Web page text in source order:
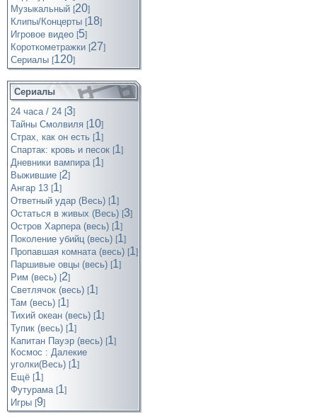
Музыкальный [20]
Клипы/Концерты [18]
Игровое видео [5]
Короткометражки [27]
Cериалы [120]
Сериалы
24 часа / 24 [3]
Тайны Смолвиля [10]
Страх, как он есть [1]
Спартак: кровь и песок [1]
Дневники вампира [1]
Выжившие [2]
Ангар 13 [1]
Ответный удар (Весь) [1]
Остаться в живых (Весь) [3]
Остров Харпера (весь) [1]
Поколение убийц (весь) [1]
Пропавшая комната (весь) [1]
Паршивые овцы (весь) [1]
Рим (весь) [2]
Светлячок (весь) [1]
Там (весь) [1]
Тихий океан (весь) [1]
Тупик (весь) [1]
Капитан Пауэр (весь) [1]
Космос : Далекие
уголки(Весь) [1]
Ещё [1]
Футурама [1]
Игры [9]